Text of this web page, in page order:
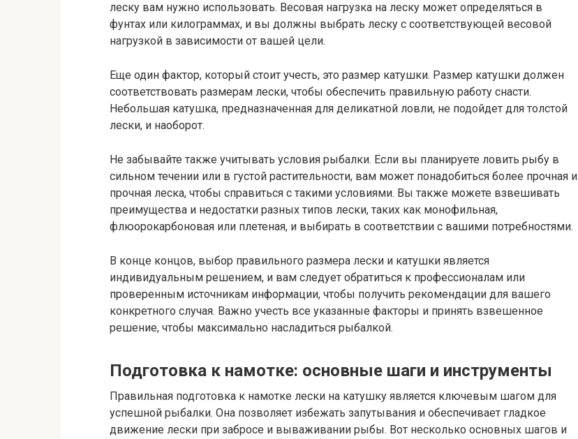
леску вам нужно использовать. Весовая нагрузка на леску может определяться в
фунтах или килограммах, и вы должны выбрать леску с соответствующей весовой
нагрузкой в зависимости от вашей цели.
Еще один фактор, который стоит учесть, это размер катушки. Размер катушки должен
соответствовать размерам лески, чтобы обеспечить правильную работу снасти.
Небольшая катушка, предназначенная для деликатной ловли, не подойдет для толстой
лески, и наоборот.
Не забывайте также учитывать условия рыбалки. Если вы планируете ловить рыбу в
сильном течении или в густой растительности, вам может понадобиться более прочная и
прочная леска, чтобы справиться с такими условиями. Вы также можете взвешивать
преимущества и недостатки разных типов лески, таких как монофильная,
флюорокарбоновая или плетеная, и выбирать в соответствии с вашими потребностями.
В конце концов, выбор правильного размера лески и катушки является
индивидуальным решением, и вам следует обратиться к профессионалам или
проверенным источникам информации, чтобы получить рекомендации для вашего
конкретного случая. Важно учесть все указанные факторы и принять взвешенное
решение, чтобы максимально насладиться рыбалкой.
Подготовка к намотке: основные шаги и инструменты
Правильная подготовка к намотке лески на катушку является ключевым шагом для
успешной рыбалки. Она позволяет избежать запутывания и обеспечивает гладкое
движение лески при забросе и вываживании рыбы. Вот несколько основных шагов и